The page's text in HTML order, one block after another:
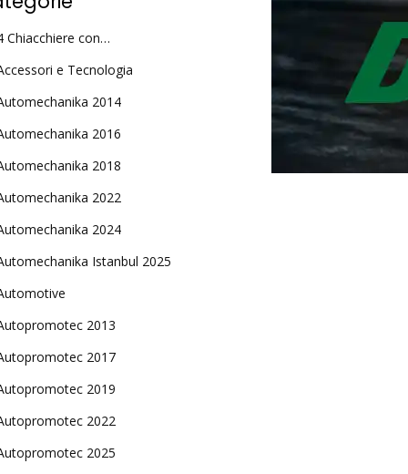
Chiacchiere con…
e Tecnologia
2014
2016
2018
2022
2024
Istanbul 2025
2013
2017
2019
2022
2025